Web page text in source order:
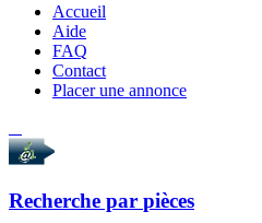
Accueil
Aide
FAQ
Contact
Placer une annonce
Recherche par pièces